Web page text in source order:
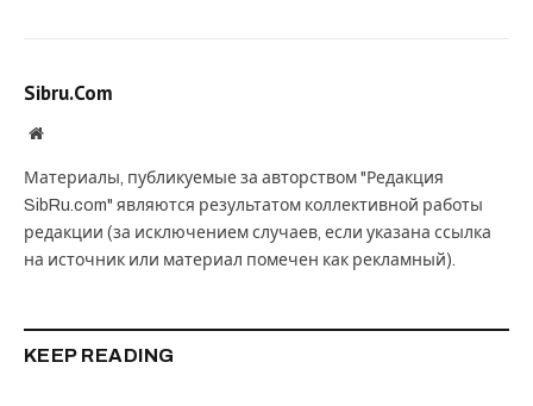
Sibru.Com
Website
Материалы, публикуемые за авторством "Редакция
SibRu.com" являются результатом коллективной работы
редакции (за исключением случаев, если указана ссылка
на источник или материал помечен как рекламный).
KEEP READING